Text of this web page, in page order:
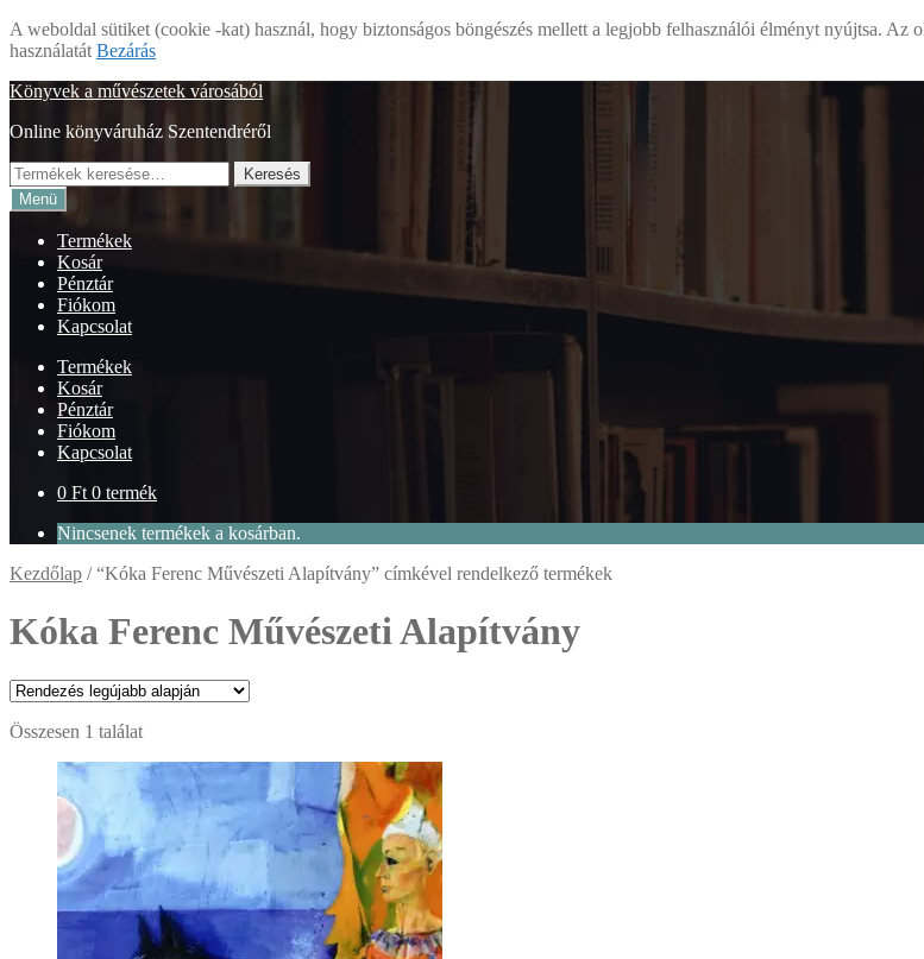
A weboldal sütiket (cookie -kat) használ, hogy biztonságos böngészés mellett a legjobb felhasználói élményt nyújtsa.
használatát Bezárás
Ugrás
navigációhoz
Kilépés
tartalomba
Könyvek a művészetek városából
Online könyváruház Szentendréről
Keresés
a
következőre:
Keresés
Menü
Termékek
Kosár
Pénztár
Fiókom
Kapcsolat
Termékek
Kosár
Pénztár
Fiókom
Kapcsolat
0 Ft 0 termék
Nincsenek termékek a kosárban.
Kezdőlap /“Kóka Ferenc Művészeti Alapítvány” címkével rendelkező termékek
Kóka Ferenc Művészeti Alapítvány
Összesen 1 találat